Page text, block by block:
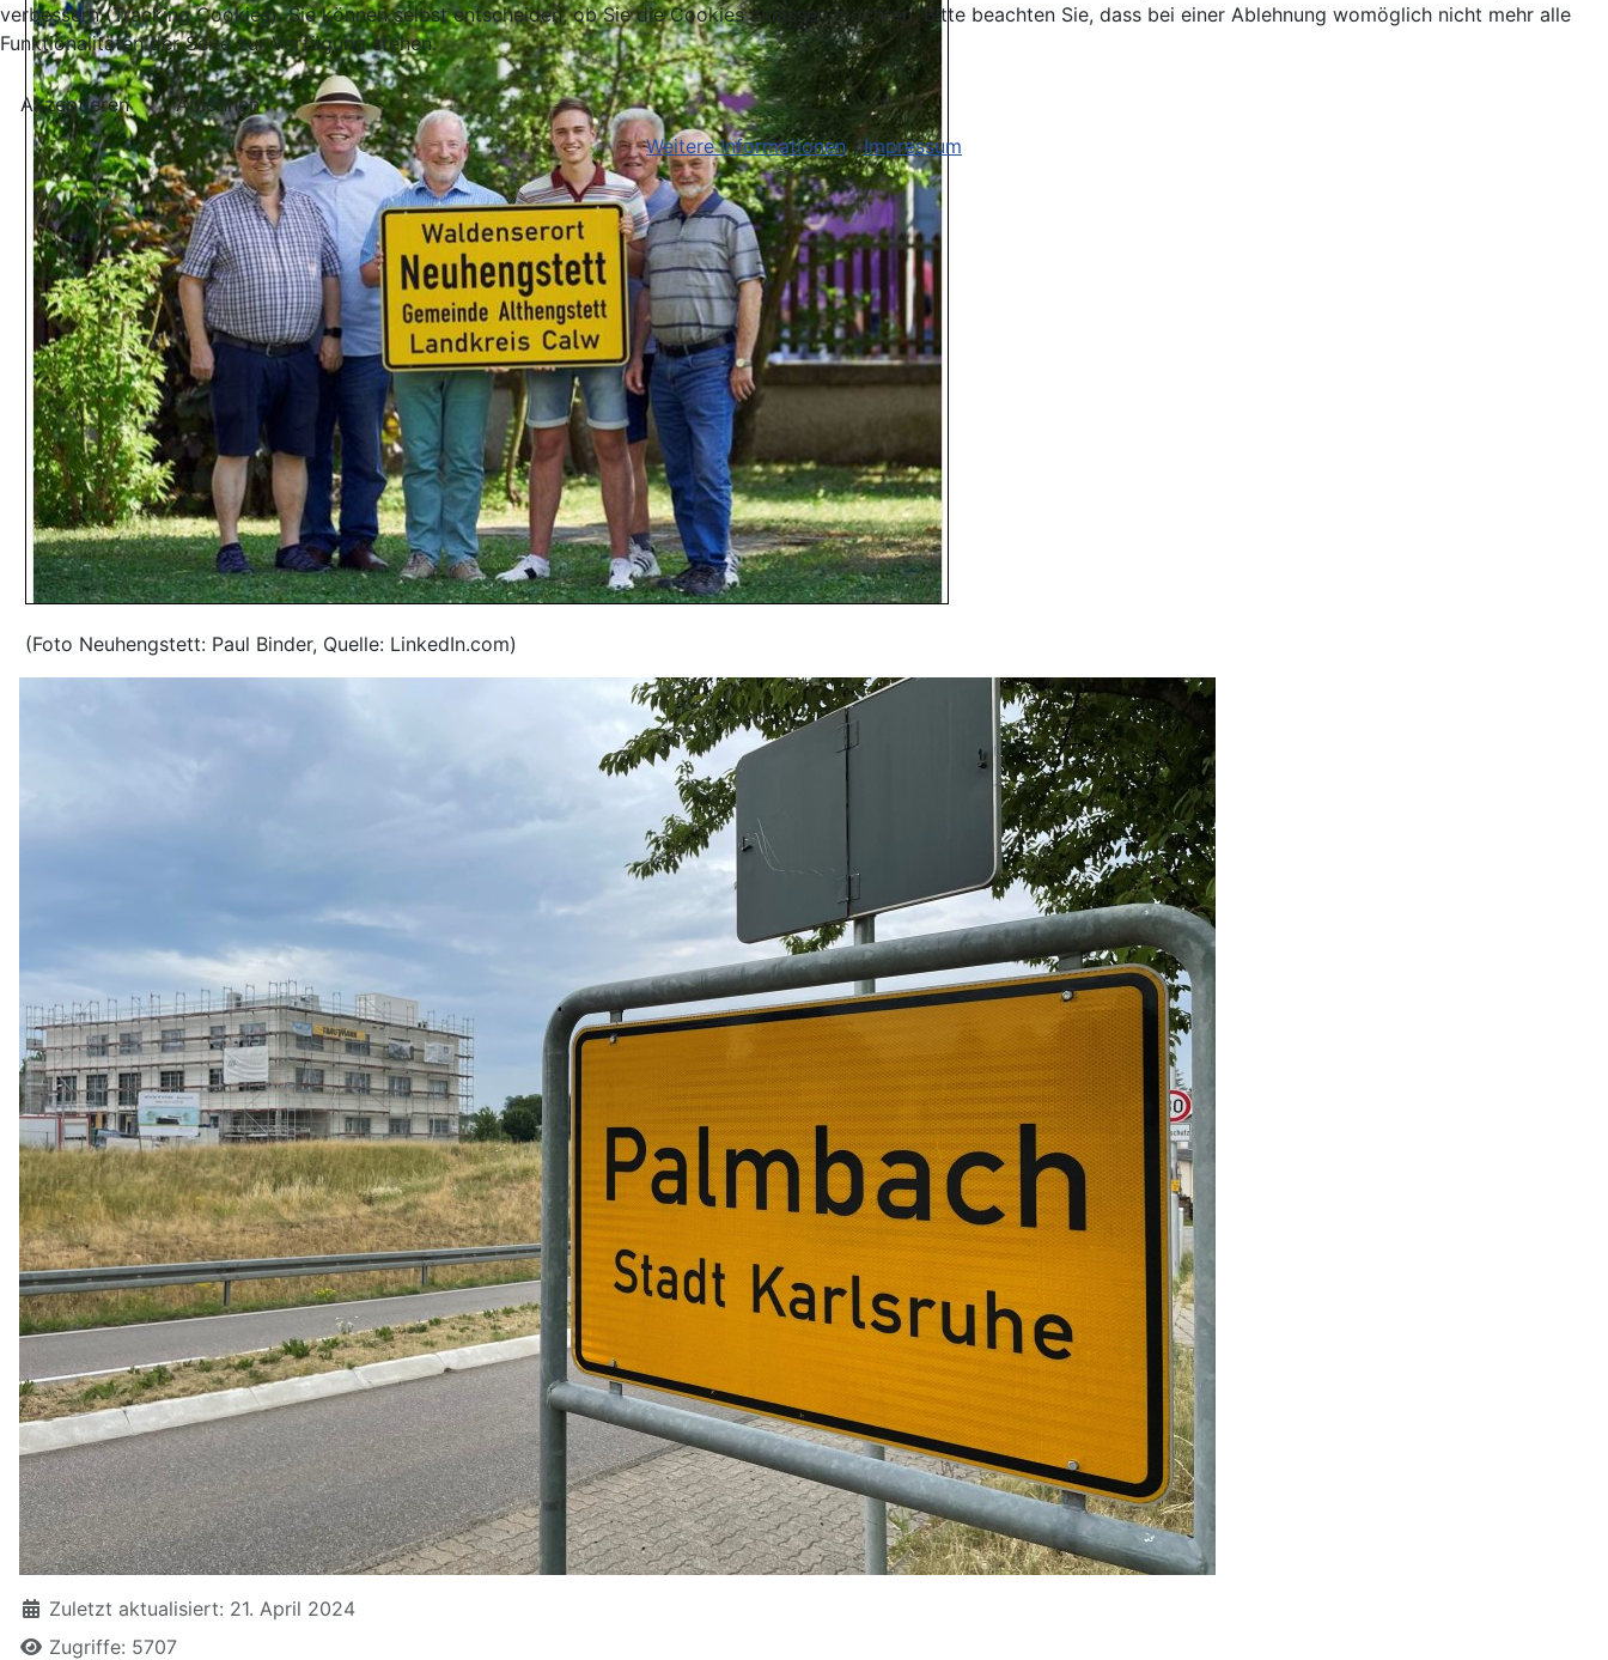
(Foto Neuhengstett: Paul Binder, Quelle: LinkedIn.com)
Zuletzt aktualisiert: 21. April 2024
Zugriffe: 5707
verbessern (Tracking Cookies). Sie können selbst entscheiden, ob Sie die Cookies zulassen möchten. Bitte beachten Sie, dass bei einer Ablehnung womöglich nicht mehr alle
Funktionalitäten der Seite zur Verfügung stehen.
Akzeptieren
Ablehnen
Weitere Informationen|Impressum